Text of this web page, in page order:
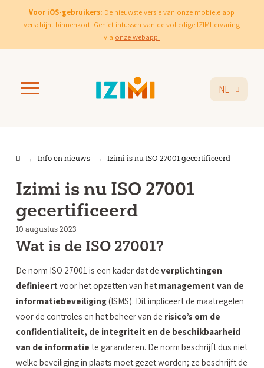
Voor iOS-gebruikers: De nieuwste versie van onze mobiele app
verschijnt binnenkort. Geniet intussen van de volledige IZIMI-ervaring
via onze webapp.
NL
Home
→ Info en nieuws → Izimi is nu ISO 27001 gecertificeerd
Izimi is nu ISO 27001
gecertificeerd
10 augustus 2023
Wat is de ISO 27001?
De norm ISO 27001 is een kader dat de verplichtingen
definieertvoor het opzetten van hetmanagement van de
informatiebeveiliging(ISMS). Dit impliceert de maatregelen
voor de controles en het beheer van de risico’s om de
confidentialiteit, de integriteit en de beschikbaarheid
van de informatie te garanderen. De norm beschrijft dus niet
welke beveiliging in plaats moet gezet worden; ze beschrijft de